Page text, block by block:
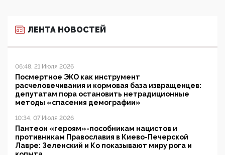
ЛЕНТА НОВОСТЕЙ
06:48, 21 Июля 2026
Посмертное ЭКО как инструмент
расчеловечивания и кормовая база извращенцев:
депутатам пора остановить нетрадиционные
методы «спасения демографии»
10:34, 07 Июля 2026
Пантеон «героям»-пособникам нацистов и
противникам Православия в Киево-Печерской
Лавре: Зеленский и Ко показывают миру рога и